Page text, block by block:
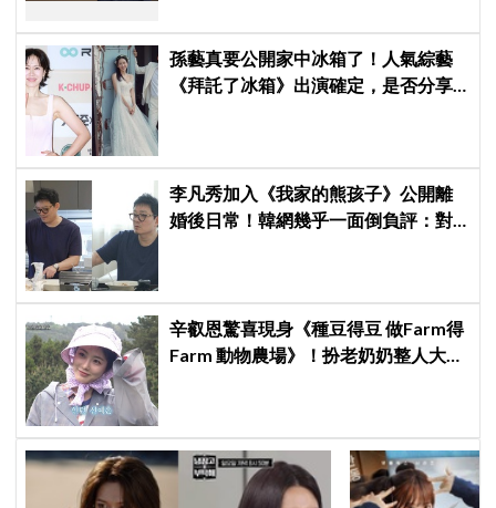
孫藝真要公開家中冰箱了！人氣綜藝
《拜託了冰箱》出演確定，是否分享
李凡秀加入《我家的熊孩子》公開離
婚後日常！韓網幾乎一面倒負評：對
辛叡恩驚喜現身《種豆得豆 做Farm得
Farm 動物農場》！扮老奶奶整人大成